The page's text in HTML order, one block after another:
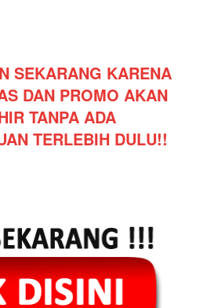
SEKARANG KARENA
DAN PROMO AKAN
TANPA ADA
TERLEBIH DULU!!